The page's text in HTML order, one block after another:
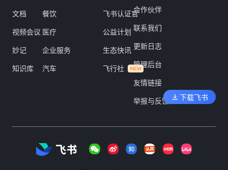
文档
视频会议
妙记
知识库
餐饮
医疗
企业服务
汽车
飞书认证官
公益计划
生态快讯
飞行社
合作伙伴
联系我们
更新日志
管理后台
友情链接
举报与反馈 下载飞书